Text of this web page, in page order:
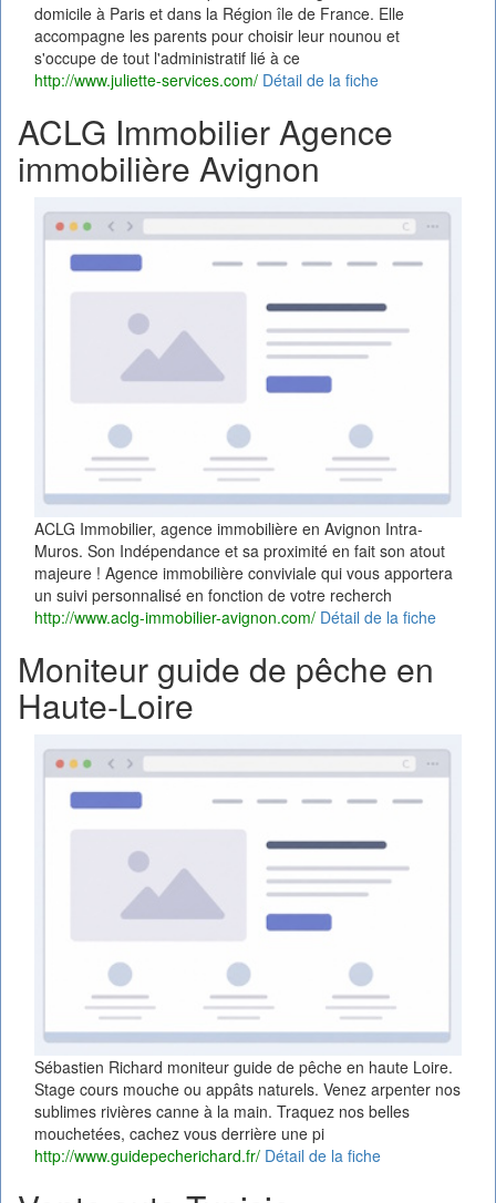
domicile à Paris et dans la Région île de France. Elle
accompagne les parents pour choisir leur nounou et
s'occupe de tout l'administratif lié à ce
http://www.juliette-services.com/ Détail de la fiche
ACLG Immobilier Agence
immobilière Avignon
ACLG Immobilier, agence immobilière en Avignon Intra-
Muros. Son Indépendance et sa proximité en fait son atout
majeure ! Agence immobilière conviviale qui vous apportera
un suivi personnalisé en fonction de votre recherch
http://www.aclg-immobilier-avignon.com/ Détail de la fiche
Moniteur guide de pêche en
Haute-Loire
Sébastien Richard moniteur guide de pêche en haute Loire.
Stage cours mouche ou appâts naturels. Venez arpenter nos
sublimes rivières canne à la main. Traquez nos belles
mouchetées, cachez vous derrière une pi
http://www.guidepecherichard.fr/ Détail de la fiche